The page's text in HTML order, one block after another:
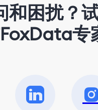
和困扰？
专